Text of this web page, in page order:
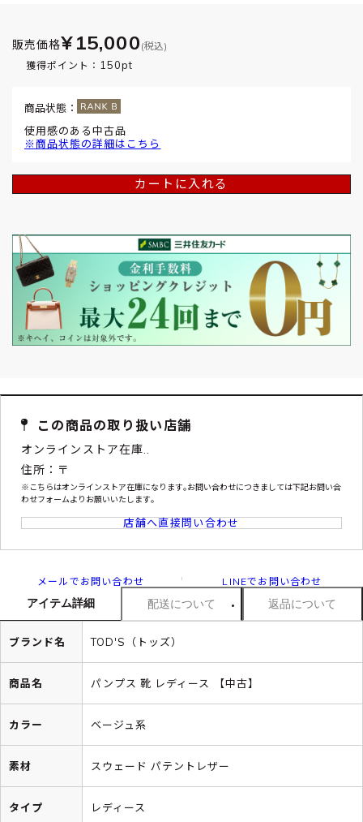
販売価格¥15,000 (税込)
獲得ポイント： 150pt
商品状態：
使用感のある中古品
※商品状態の詳細はこちら
カートに入れる
この商品の取り扱い店舗
オンラインストア在庫..
住所：〒
※こちらはオンラインストア在庫になります｡お問い合わせにつきましては下記お問い合
わせフォームよりお願いいたします｡
店舗へ直接問い合わせ
メールでお問い合わせ LINEでお問い合わせ
アイテム詳細 配送について 返品について
ブランド名 TOD'S（トッズ）
商品名 パンプス 靴 レディース 【中古】
カラー ベージュ系
素材 スウェード パテントレザー
タイプ レディース